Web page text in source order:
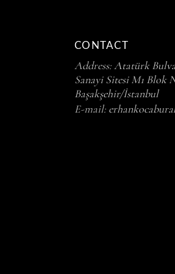
CONTACT
Address:Atatürk
Sanayi Sitesi M1 Blok
Başakşehir/İstanbul
E-mail: